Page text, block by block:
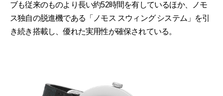
ブも従来のものより長い約52時間を有しているほか、ノモ
ス独自の脱進機である「ノモス スウィング システム」を引
き続き搭載し、優れた実用性が確保されている。